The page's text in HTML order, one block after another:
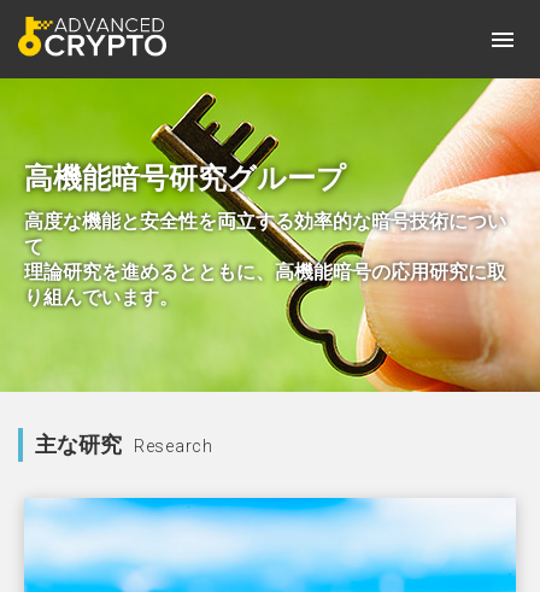
高機能暗号研究グループ
高度な機能と安全性を両立する効率的な暗号技術につい
て
理論研究を進めるとともに、高機能暗号の応用研究に取
り組んでいます。
主な研究 Research